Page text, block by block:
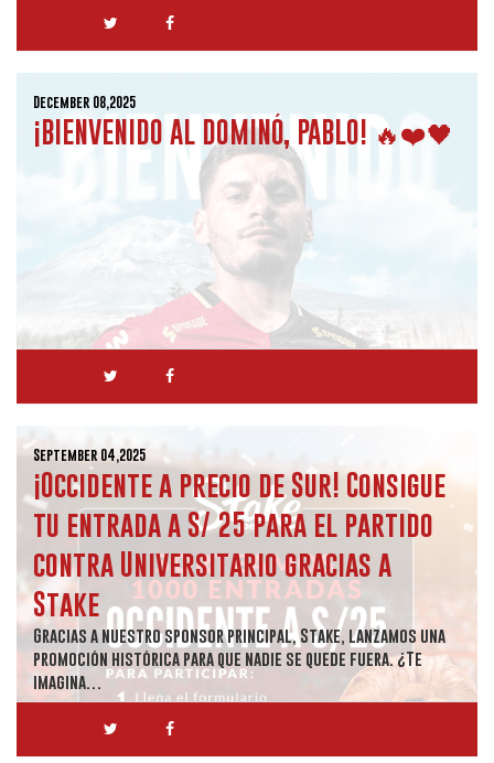
December 08,2025
¡BIENVENIDO AL DOMINÓ, PABLO! 🔥❤️🖤
September 04,2025
¡Occidente a precio de Sur! Consigue
tu entrada a S/ 25 para el partido
contra Universitario gracias a
Stake
Gracias a nuestro sponsor principal, Stake, lanzamos una
promoción histórica para que nadie se quede fuera. ¿Te
imagina…